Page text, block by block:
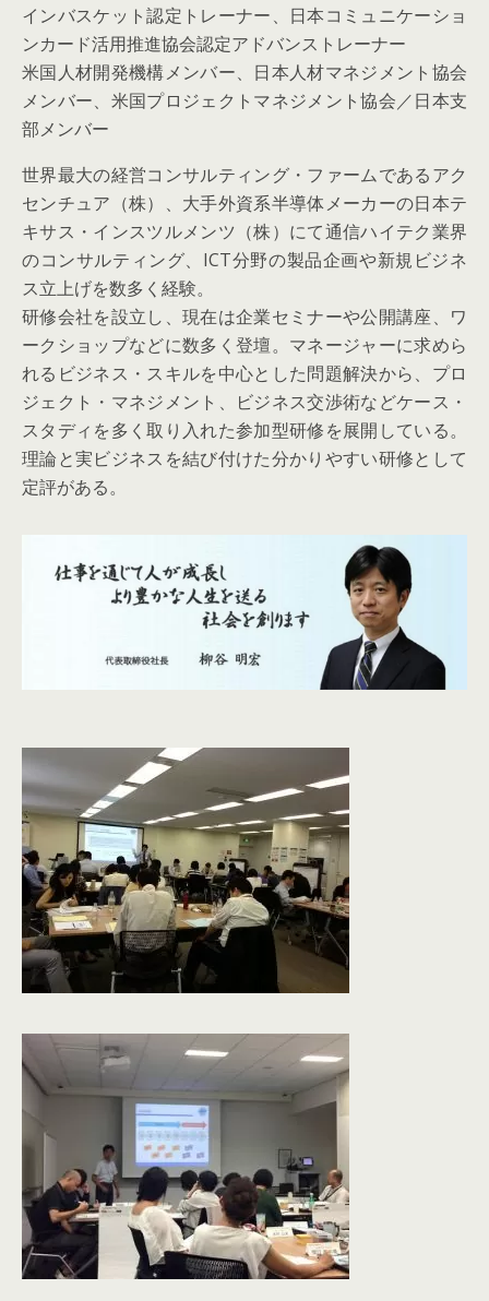
インバスケット認定トレーナー、日本コミュニケーショ
ンカード活用推進協会認定アドバンストレーナー
米国人材開発機構メンバー、日本人材マネジメント協会
メンバー、米国プロジェクトマネジメント協会／日本支
部メンバー
世界最大の経営コンサルティング・ファームであるアク
センチュア（株）、大手外資系半導体メーカーの日本テ
キサス・インスツルメンツ（株）にて通信ハイテク業界
のコンサルティング、ICT分野の製品企画や新規ビジネ
ス立上げを数多く経験。
研修会社を設立し、現在は企業セミナーや公開講座、ワ
ークショップなどに数多く登壇。マネージャーに求めら
れるビジネス・スキルを中心とした問題解決から、プロ
ジェクト・マネジメント、ビジネス交渉術などケース・
スタディを多く取り入れた参加型研修を展開している。
理論と実ビジネスを結び付けた分かりやすい研修として
定評がある。